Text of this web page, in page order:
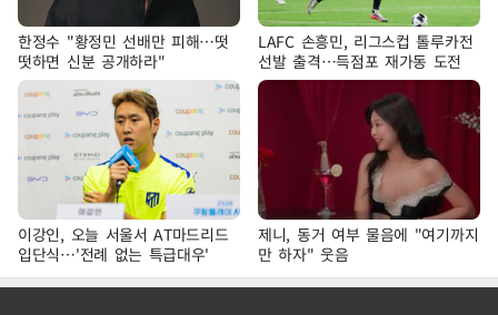
한정수 "황정민 선배만 피해…떳
떳하면 신분 공개하라"
LAFC 손흥민, 리그스컵 톨루카전
선발 출격…득점포 재가동 도전
이강인, 오늘 서울서 AT마드리드
입단식…'전례 없는 특급대우'
제니, 동거 여부 물음에 "여기까지
만 하자" 웃음